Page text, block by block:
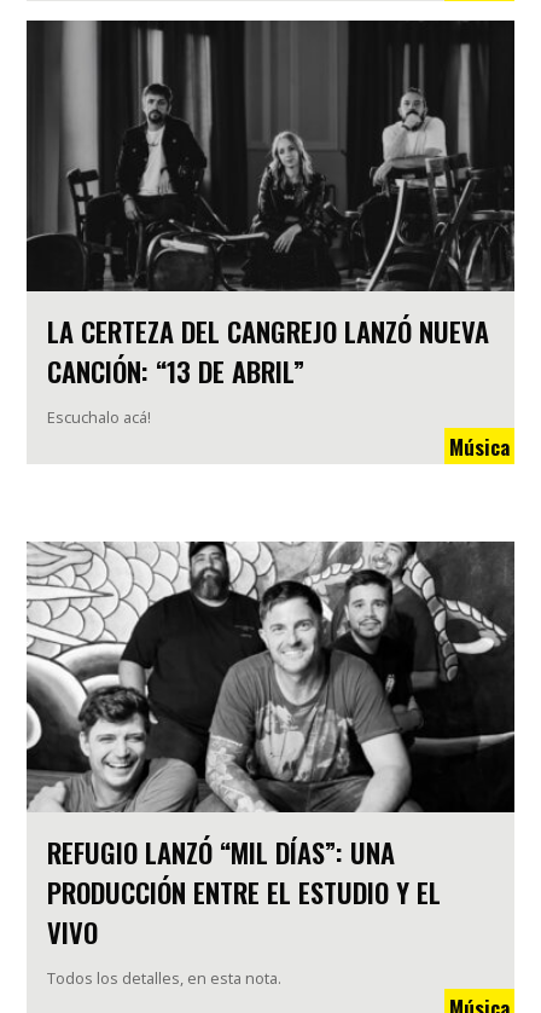
LA CERTEZA DEL CANGREJO LANZÓ NUEVA
CANCIÓN: “13 DE ABRIL”
Escuchalo acá!
Música
REFUGIO LANZÓ “MIL DÍAS”: UNA
PRODUCCIÓN ENTRE EL ESTUDIO Y EL
VIVO
Todos los detalles, en esta nota.